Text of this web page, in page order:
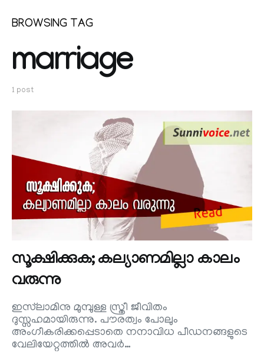
BROWSING TAG
marriage
1 post
സൂക്ഷിക്കുക; കല്യാണമില്ലാ കാലം
വരുന്നു
ഇസ്‌ലാമിനു മുമ്പുള്ള സ്ത്രീ ജീവിതം
ദുസ്സഹമായിരുന്നു. പൗരത്വം പോലും
അംഗീകരിക്കപ്പെടാതെ നനാവിധ പീഡനങ്ങളുടെ
വേലിയേറ്റത്തില്‍ അവര്‍…